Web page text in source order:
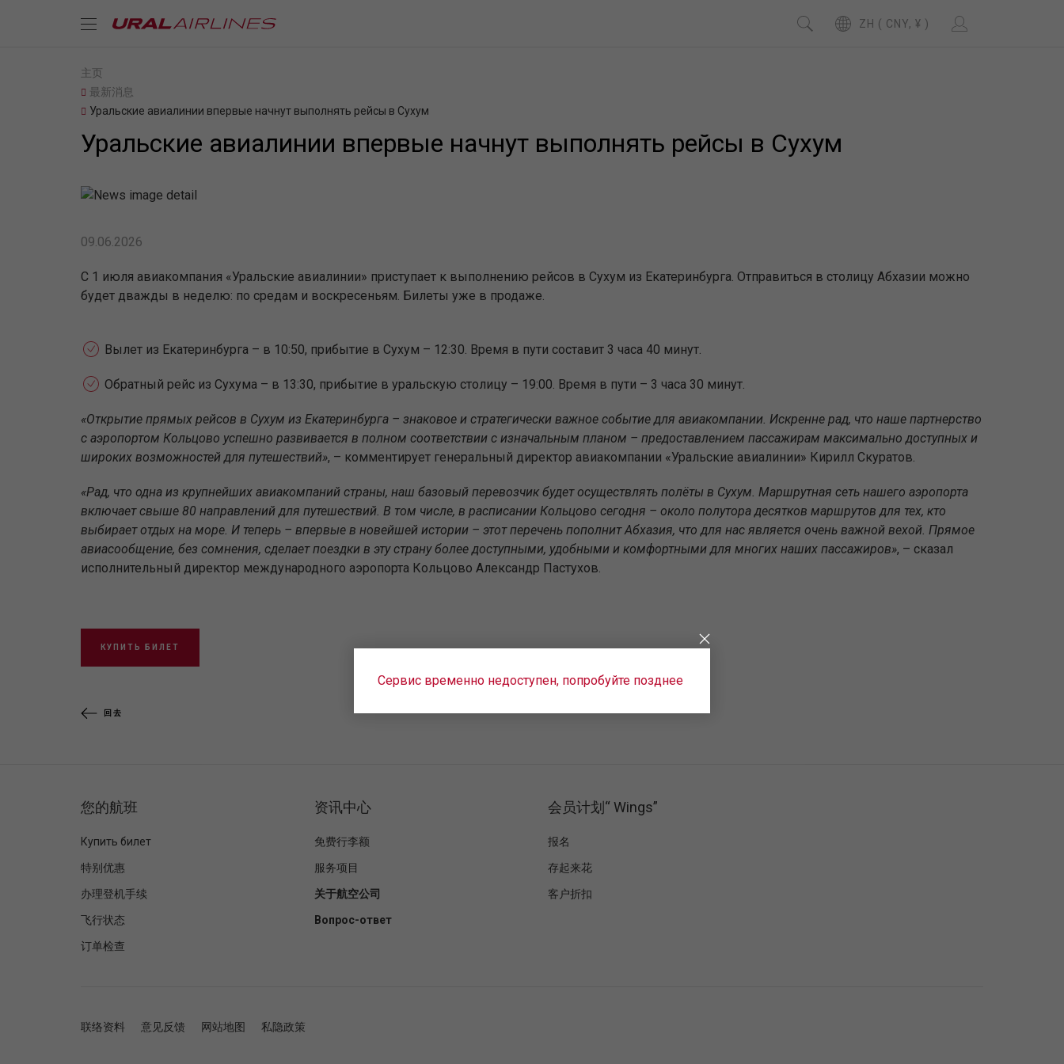
ZH ( CNY, ¥ )
主页
最新消息
Уральские авиалинии впервые начнут выполнять рейсы в Сухум
Уральские авиалинии впервые начнут выполнять рейсы в Сухум
09.06.2026
С 1 июля авиакомпания «Уральские авиалинии» приступает к выполнению рейсов в Сухум из Екатеринбурга. Отправиться в столицу Абхазии можно
будет дважды в неделю: по средам и воскресеньям. Билеты уже в продаже.
Вылет из Екатеринбурга – в 10:50, прибытие в Сухум – 12:30. Время в пути составит 3 часа 40 минут.
Обратный рейс из Сухума – в 13:30, прибытие в уральскую столицу – 19:00. Время в пути – 3 часа 30 минут.
«Открытие прямых рейсов в Сухум из Екатеринбурга – знаковое и стратегически важное событие для авиакомпании. Искренне рад, что наше партнерство
с аэропортом Кольцово успешно развивается в полном соответствии с изначальным планом – предоставлением пассажирам максимально доступных и
широких возможностей для путешествий», – комментирует генеральный директор авиакомпании «Уральские авиалинии» Кирилл Скуратов.
«Рад, что одна из крупнейших авиакомпаний страны, наш базовый перевозчик будет осуществлять полёты в Сухум. Маршрутная сеть нашего аэропорта
включает свыше 80 направлений для путешествий. В том числе, в расписании Кольцово сегодня – около полутора десятков маршрутов для тех, кто
выбирает отдых на море. И теперь – впервые в новейшей истории – этот перечень пополнит Абхазия, что для нас является очень важной вехой. Прямое
авиасообщение, без сомнения, сделает поездки в эту страну более доступными, удобными и комфортными для многих наших пассажиров», – сказал
исполнительный директор международного аэропорта Кольцово Александр Пастухов.
КУПИТЬ БИЛЕТ
回去
Сервис временно недоступен, попробуйте позднее
您的航班
Купить билет
特别优惠
办理登机手续
飞行状态
订单检查
资讯中心
免费行李额
服务项目
关于航空公司
Вопрос-ответ
会员计划“ Wings”
报名
存起来花
客户折扣
联络资料 意见反馈 网站地图 私隐政策